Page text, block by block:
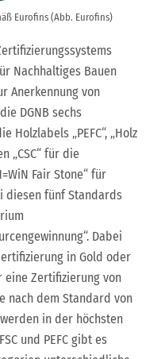
Eurofins (Abb. Eurofins)
Nachhaltiges Bauen
Anerkennung von
DGNB sechs
Holzlabels „PEFC“, „Holz
„CSC“ für die
Fair Stone“ für
diesen fünf Standards
Dabei
in Gold oder
Zertifizierung von
nach dem Standard von
in der höchsten
und PEFC gibt es